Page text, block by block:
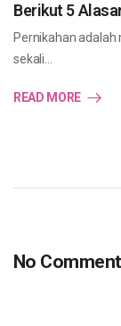
Berikut 5
Pernikahan
sekali…
READ MORE
No